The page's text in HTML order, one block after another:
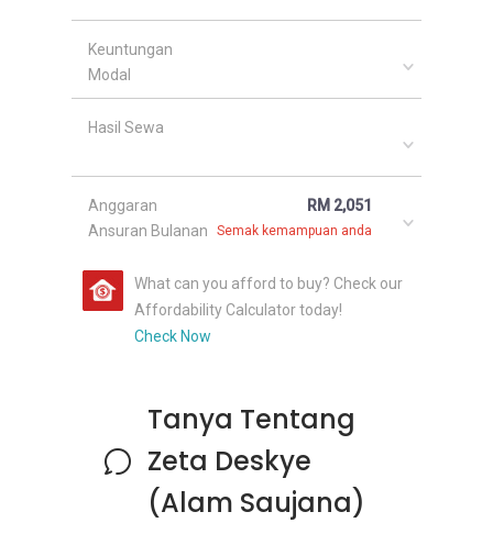
Keuntungan
Modal
Hasil Sewa
Anggaran
Ansuran Bulanan
RM 2,051
Semak kemampuan anda
What can you afford to buy? Check our
Affordability Calculator today!
Check Now
Tanya Tentang
Zeta Deskye
(Alam Saujana)